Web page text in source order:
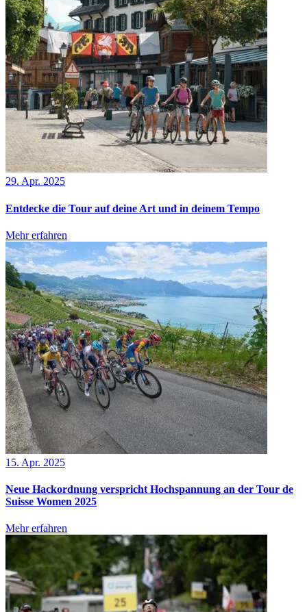
29. Apr. 2025
Entdecke die Tour auf deine Art und in deinem Tempo
Mehr erfahren
15. Apr. 2025
Neue Hackordnung verspricht Hochspannung an der Tour de
Suisse Women 2025
Mehr erfahren